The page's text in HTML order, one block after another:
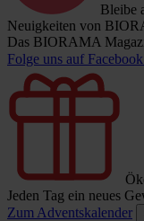
Bleibe
Neuigkeiten von
Das BIORAMA
Folge uns auf
Jeden Tag ein neues
Zum Adventskalender